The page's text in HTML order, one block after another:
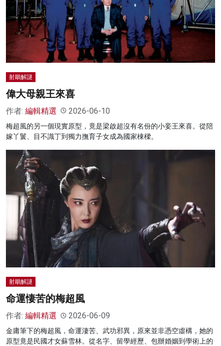
射鵰解謎
偉大母親王來喜
作者: 編輯精選 2026-06-10
梅超風的另一個現實原型，竟是梁啟超沒有名份的小妾王來喜。從陪
嫁丫鬟、目不識丁到獨力撫育子女成為國家棟樑。
射鵰解謎
命運悽苦的梅超風
作者: 編輯精選 2026-06-09
金庸筆下的梅超風，命運淒苦、武功邪異，原來並非憑空虛構，她的
原型竟是民國才女蘇雪林。從名字、留學經歷、包辦婚姻到學術上的